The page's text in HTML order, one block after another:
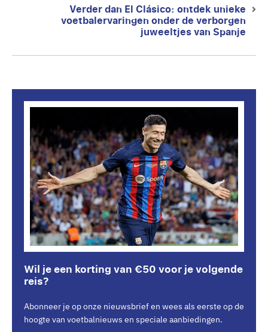
Verder dan El Clásico: ontdek unieke
voetbalervaringen onder de verborgen
juweeltjes van Spanje
Wil je een korting van €50 voor je volgende
reis?
Abonneer je op onze nieuwsbrief en wees als eerste op de
hoogte van voetbalnieuws en speciale aanbiedingen.